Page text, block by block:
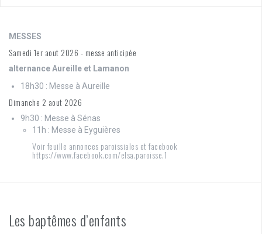
MESSES
Samedi 1er aout 2026 - messe anticipée
alternance Aureille et Lamanon
18h30 : Messe à Aureille
Dimanche 2 aout 2026
9h30 : Messe à Sénas
11h : Messe à Eyguières
Voir feuille annonces paroissiales et facebook
https://www.facebook.com/elsa.paroisse.1
Les baptêmes d’enfants